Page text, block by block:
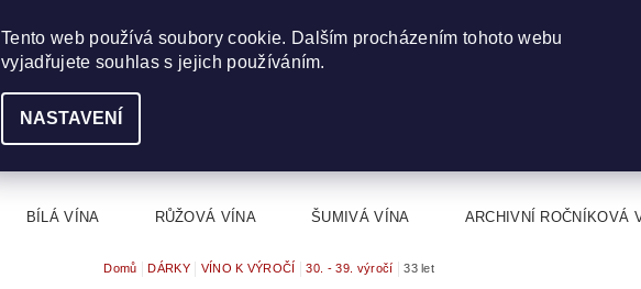
BÍLÁ VÍNA RŮŽOVÁ VÍNA ŠUMIVÁ VÍNA ARCHIVNÍ ROČNÍKOVÁ
ROZCESTNÍK VÍN
Domů DÁRKY VÍNO K VÝROČÍ 30. - 39. výročí 33 let
Tento web používá soubory cookie. Dalším procházením tohoto webu
vyjadřujete souhlas s jejich používáním.
NASTAVENÍ